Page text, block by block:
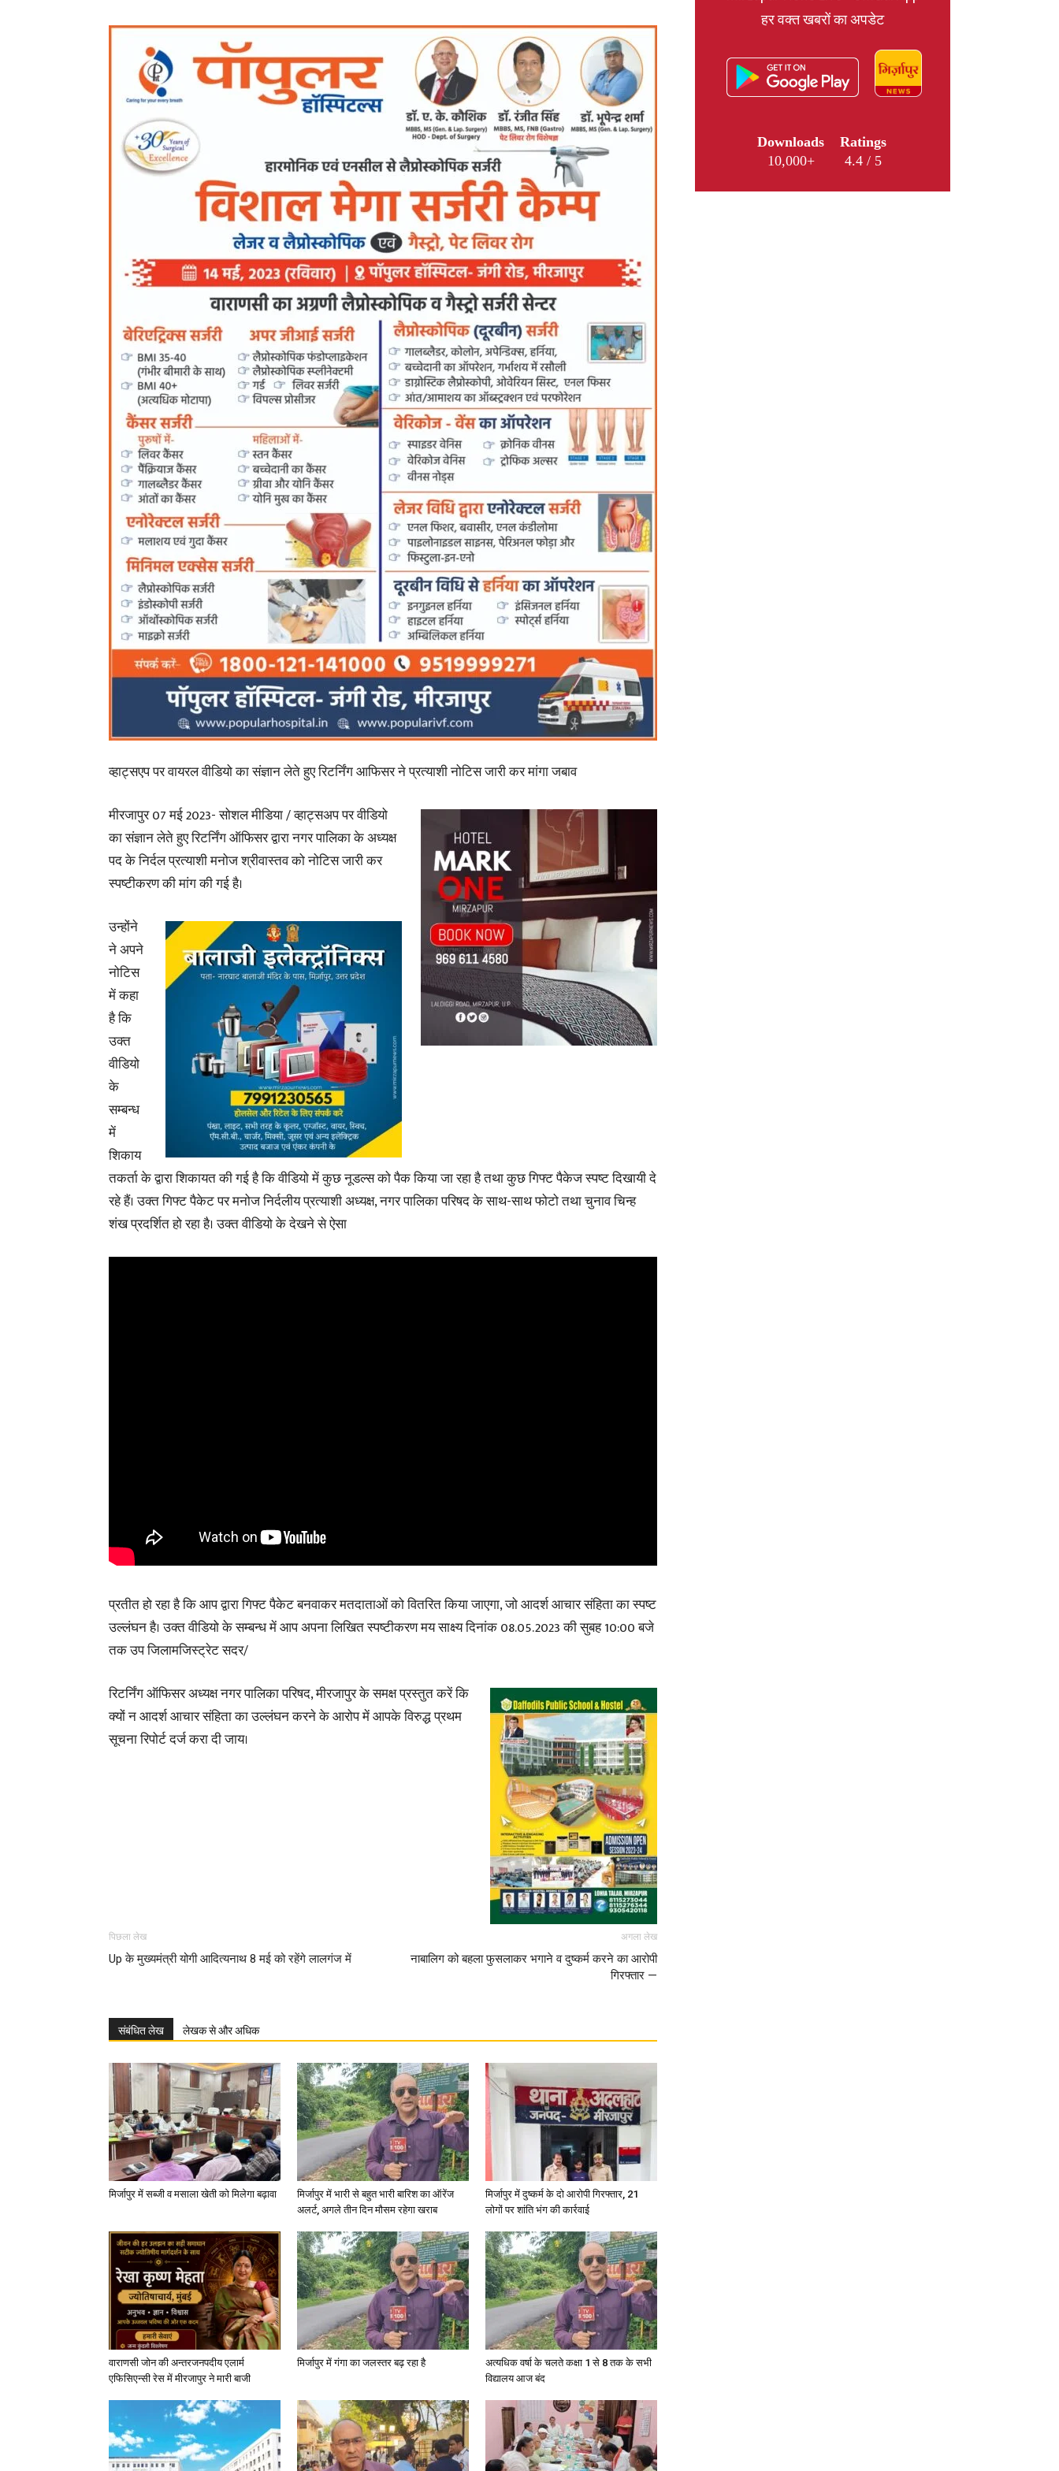
News,
Latest
News
in
Hindi,
Today
Hindi
News
Paper
व्हाट्सएप पर वायरल वीडियो का संज्ञान लेते हुए रिटर्निंग आफिसर ने प्रत्याशी नोटिस जारी कर मांगा जबाव
मीरजापुर 07 मई 2023- सोशल मीडिया / व्हाट्सअप पर वीडियो
का संज्ञान लेते हुए रिटर्निंग ऑफिसर द्वारा नगर पालिका के अध्यक्ष
पद के निर्दल प्रत्याशी मनोज श्रीवास्तव को नोटिस जारी कर
स्पष्टीकरण की मांग की गई है।
उन्होंने
ने अपने
नोटिस
में कहा
है कि
उक्त
वीडियो
के
सम्बन्ध
में
शिकाय
तकर्ता के द्वारा शिकायत की गई है कि वीडियो में कुछ नूडल्स को पैक किया जा रहा है तथा कुछ गिफ्ट पैकेज स्पष्ट दिखायी दे
रहे हैं। उक्त गिफ्ट पैकेट पर मनोज निर्दलीय प्रत्याशी अध्यक्ष, नगर पालिका परिषद के साथ-साथ फोटो तथा चुनाव चिन्ह
शंख प्रदर्शित हो रहा है। उक्त वीडियो के देखने से ऐसा
प्रतीत हो रहा है कि आप द्वारा गिफ्ट पैकेट बनवाकर मतदाताओं को वितरित किया जाएगा, जो आदर्श आचार संहिता का स्पष्ट
उल्लंघन है। उक्त वीडियो के सम्बन्ध में आप अपना लिखित स्पष्टीकरण मय साक्ष्य दिनांक 08.05.2023 की सुबह 10:00 बजे
तक उप जिलामजिस्ट्रेट सदर/
रिटर्निंग ऑफिसर अध्यक्ष नगर पालिका परिषद, मीरजापुर के समक्ष प्रस्तुत करें कि
क्यों न आदर्श आचार संहिता का उल्लंघन करने के आरोप में आपके विरुद्ध प्रथम
सूचना रिपोर्ट दर्ज करा दी जाय।
पिछला लेख
Up के मुख्यमंत्री योगी आदित्यनाथ 8 मई को रहेंगे लालगंज में
अगला लेख
नाबालिग को बहला फुसलाकर भगाने व दुष्कर्म करने का आरोपी
गिरफ्तार —
संबंधित लेख लेखक से और अधिक
मिर्जापुर में सब्जी व मसाला खेती को मिलेगा बढ़ावा
मिर्जापुर में भारी से बहुत भारी बारिश का ऑरेंज
अलर्ट, अगले तीन दिन मौसम रहेगा खराब
मिर्जापुर में दुष्कर्म के दो आरोपी गिरफ्तार, 21
लोगों पर शांति भंग की कार्रवाई
वाराणसी जोन की अन्तरजनपदीय एलार्म
एफिसिएन्सी रेस में मीरजापुर ने मारी बाजी
मिर्जापुर में गंगा का जलस्तर बढ़ रहा है
अत्यधिक वर्षा के चलते कक्षा 1 से 8 तक के सभी
विद्यालय आज बंद
हर वक्त खबरों का अपडेट
Downloads
10,000+
Ratings
4.4 / 5